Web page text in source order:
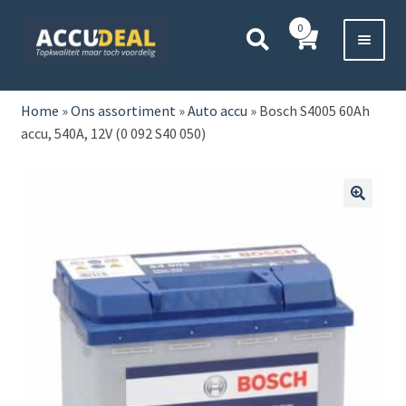
door
naar
direct
naar
HOME
AUTO
CAMPER
VRACHTWAGEN
Home »Ons assortiment»Auto accu » Bosch S4005 60Ah
accu, 540A, 12V (0 092 S40 050)
0